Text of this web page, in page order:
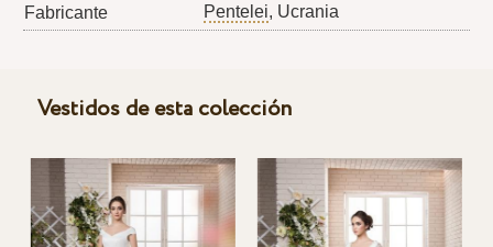
Fabricante
Pentelei, Ucrania
Vestidos de esta colección